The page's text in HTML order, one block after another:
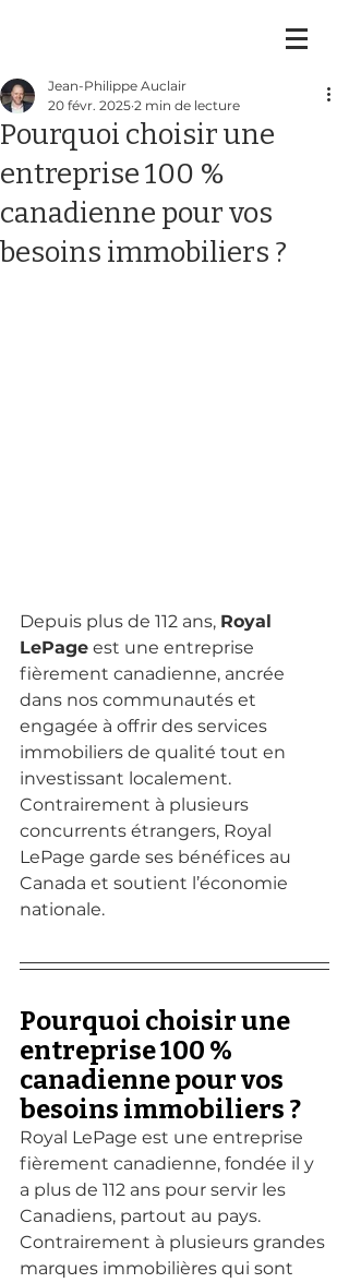
Pourquoi choisir une
entreprise 100 %
canadienne pour vos
besoins immobiliers ?
Jean-Philippe Auclair
20 févr. 2025 2 min de lecture
Depuis plus de 112 ans, Royal
LePage est une entreprise
fièrement canadienne, ancrée
dans nos communautés et
engagée à offrir des services
immobiliers de qualité tout en
investissant localement.
Contrairement à plusieurs
concurrents étrangers, Royal
LePage garde ses bénéfices au
Canada et soutient l’économie
nationale.
Pourquoi choisir une
entreprise 100 %
canadienne pour vos
besoins immobiliers ?
Royal LePage est une entreprise
fièrement canadienne, fondée il y
a plus de 112 ans pour servir les
Canadiens, partout au pays.
Contrairement à plusieurs grandes
marques immobilières qui sont